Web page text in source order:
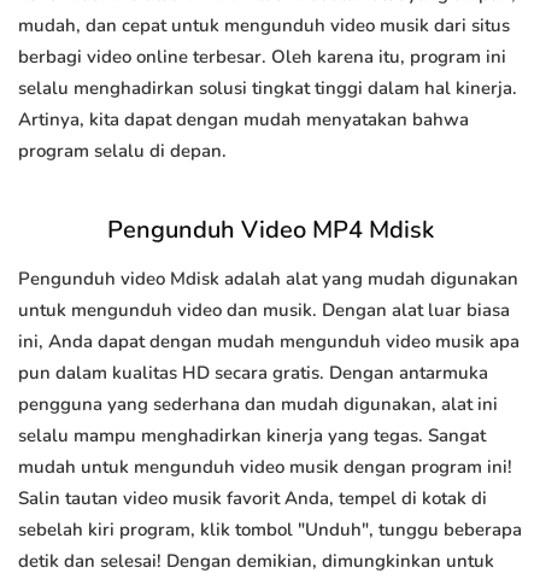
mudah, dan cepat untuk mengunduh video musik dari situs
berbagi video online terbesar. Oleh karena itu, program ini
selalu menghadirkan solusi tingkat tinggi dalam hal kinerja.
Artinya, kita dapat dengan mudah menyatakan bahwa
program selalu di depan.
Pengunduh Video MP4 Mdisk
Pengunduh video Mdisk adalah alat yang mudah digunakan
untuk mengunduh video dan musik. Dengan alat luar biasa
ini, Anda dapat dengan mudah mengunduh video musik apa
pun dalam kualitas HD secara gratis. Dengan antarmuka
pengguna yang sederhana dan mudah digunakan, alat ini
selalu mampu menghadirkan kinerja yang tegas. Sangat
mudah untuk mengunduh video musik dengan program ini!
Salin tautan video musik favorit Anda, tempel di kotak di
sebelah kiri program, klik tombol "Unduh", tunggu beberapa
detik dan selesai! Dengan demikian, dimungkinkan untuk